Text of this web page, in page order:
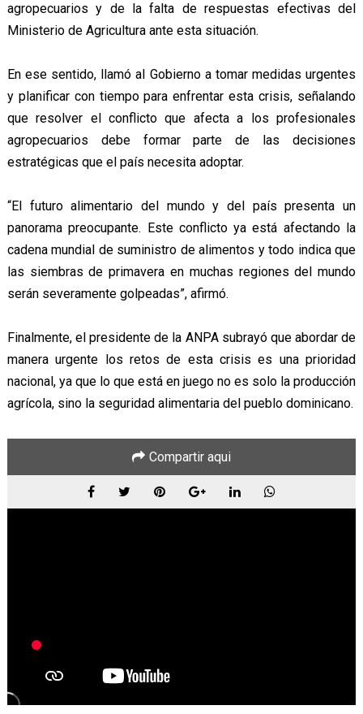
agropecuarios y de la falta de respuestas efectivas del
Ministerio de Agricultura ante esta situación.
En ese sentido, llamó al Gobierno a tomar medidas urgentes
y planificar con tiempo para enfrentar esta crisis, señalando
que resolver el conflicto que afecta a los profesionales
agropecuarios debe formar parte de las decisiones
estratégicas que el país necesita adoptar.
“El futuro alimentario del mundo y del país presenta un
panorama preocupante. Este conflicto ya está afectando la
cadena mundial de suministro de alimentos y todo indica que
las siembras de primavera en muchas regiones del mundo
serán severamente golpeadas”, afirmó.
Finalmente, el presidente de la ANPA subrayó que abordar de
manera urgente los retos de esta crisis es una prioridad
nacional, ya que lo que está en juego no es solo la producción
agrícola, sino la seguridad alimentaria del pueblo dominicano.
Compartir aqui